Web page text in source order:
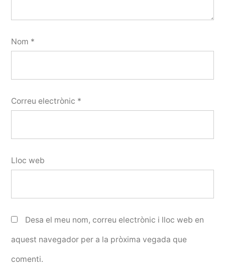
Nom *
Correu electrònic *
Lloc web
Desa el meu nom, correu electrònic i lloc web en
aquest navegador per a la pròxima vegada que
comenti.